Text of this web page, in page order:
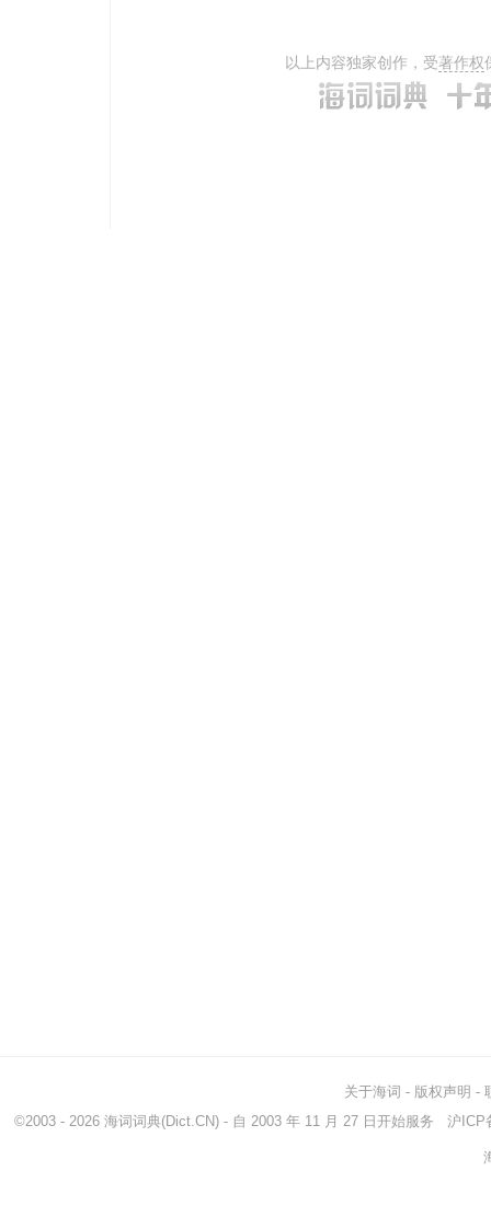
以上内容独家创作，受著作权
关于海词 - 版权声明 -
©2003 - 2026 海词词典(Dict.CN) - 自 2003 年 11 月 27 日开始服务 沪ICP